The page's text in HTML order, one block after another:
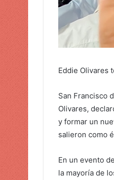
Eddie Olivares
San Francisco
Olivares,
y formar un
salieron como
En un evento
la mayoría de